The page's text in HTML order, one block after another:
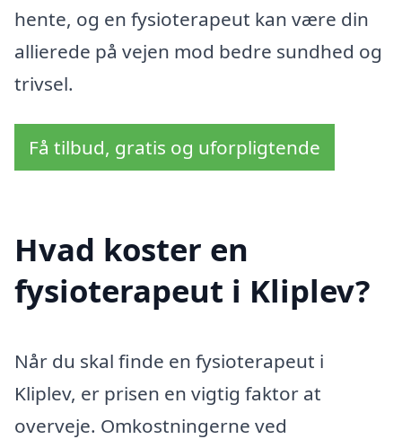
hente, og en fysioterapeut kan være din
allierede på vejen mod bedre sundhed og
trivsel.
Få tilbud, gratis og uforpligtende
Hvad koster en
fysioterapeut i Kliplev?
Når du skal finde en fysioterapeut i
Kliplev, er prisen en vigtig faktor at
overveje. Omkostningerne ved